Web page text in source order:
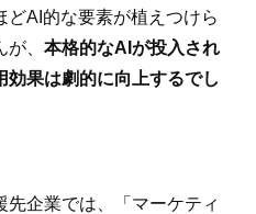
AI的な要素が植えつけら
が、本格的なAIが投入され
果は劇的に向上するでし
企業では、「マーケティ